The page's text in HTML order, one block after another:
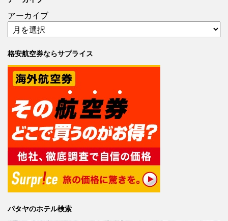
アーカイブ
格安航空券ならサプライス
パタヤのホテル検索